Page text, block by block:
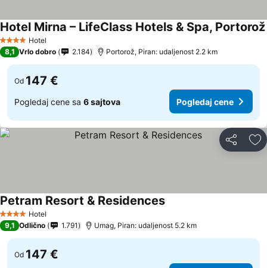
4 ZvezdiceHotel
Hotel Mirna – LifeClass Hotels & Spa, Portorož
8,1 Vrlo dobro 2.184 Portorož, Piran: udaljenost 2.2 km
Od 147 €
Pogledaj cene sa 6 sajtova Pogledaj cene
Deli
4 ZvezdiceHotel
Petram Resort & Residences
9,1 Odlično 1.791 Umag, Piran: udaljenost 5.2 km
Od 147 €